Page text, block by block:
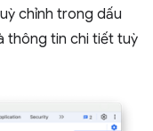
chỉnh trong dấu
thông tin chi tiết tuỳ